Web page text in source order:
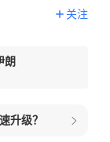
关注
朗
升级？